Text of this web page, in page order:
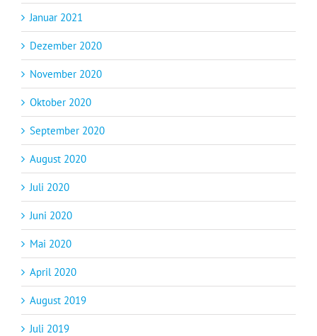
Januar 2021
Dezember 2020
November 2020
Oktober 2020
September 2020
August 2020
Juli 2020
Juni 2020
Mai 2020
April 2020
August 2019
Juli 2019